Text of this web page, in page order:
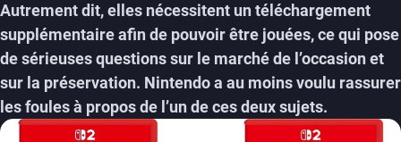
Autrement dit, elles nécessitent un téléchargement
supplémentaire afin de pouvoir être jouées, ce qui pose
de sérieuses questions sur le marché de l’occasion et
sur la préservation. Nintendo a au moins voulu rassurer
les foules à propos de l’un de ces deux sujets.